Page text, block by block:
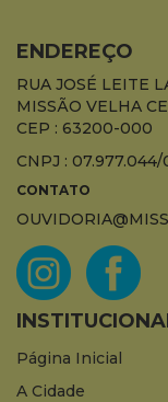
ENDEREÇO
RUA JOSÉ LEITE
MISSÃO VELHA CE
CEP : 63200-000
CNPJ : 07.977.044/
CONTATO
Página Inicial
A Cidade